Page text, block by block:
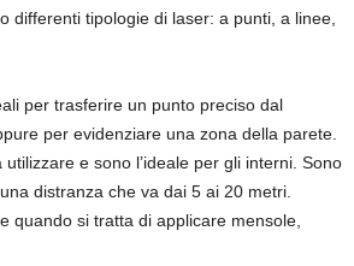
differenti tipologie di laser: a punti, a linee,
per trasferire un punto preciso dal
per evidenziare una zona della parete.
e sono l’ideale per gli interni. Sono
distranza che va dai 5 ai 20 metri.
quando si tratta di applicare mensole,